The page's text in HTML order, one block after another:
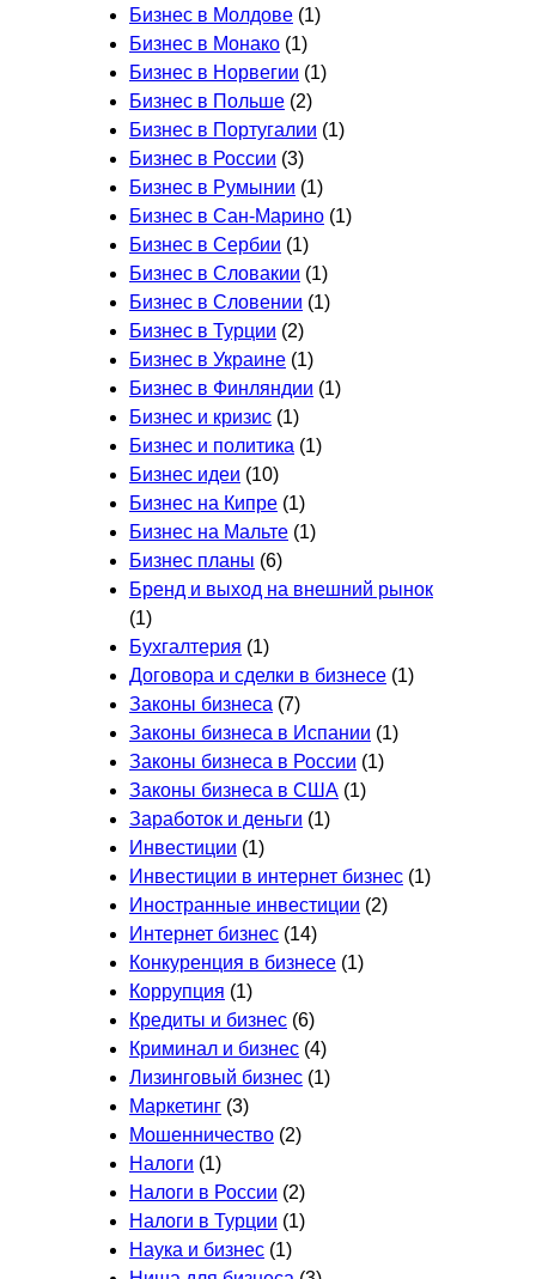
Бизнес в Молдове (1)
Бизнес в Монако (1)
Бизнес в Норвегии (1)
Бизнес в Польше (2)
Бизнес в Португалии (1)
Бизнес в России (3)
Бизнес в Румынии (1)
Бизнес в Сан-Марино (1)
Бизнес в Сербии (1)
Бизнес в Словакии (1)
Бизнес в Словении (1)
Бизнес в Турции (2)
Бизнес в Украине (1)
Бизнес в Финляндии (1)
Бизнес и кризис (1)
Бизнес и политика (1)
Бизнес идеи (10)
Бизнес на Кипре (1)
Бизнес на Мальте (1)
Бизнес планы (6)
Бренд и выход на внешний рынок
(1)
Бухгалтерия (1)
Договора и сделки в бизнесе (1)
Законы бизнеса (7)
Законы бизнеса в Испании (1)
Законы бизнеса в России (1)
Законы бизнеса в США (1)
Заработок и деньги (1)
Инвестиции (1)
Инвестиции в интернет бизнес (1)
Иностранные инвестиции (2)
Интернет бизнес (14)
Конкуренция в бизнесе (1)
Коррупция (1)
Кредиты и бизнес (6)
Криминал и бизнес (4)
Лизинговый бизнес (1)
Маркетинг (3)
Мошенничество (2)
Налоги (1)
Налоги в России (2)
Налоги в Турции (1)
Наука и бизнес (1)